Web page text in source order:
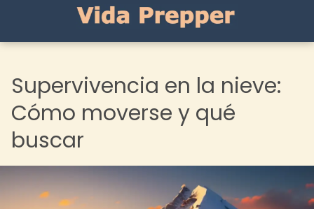
Supervivencia en la nieve:
Cómo moverse y qué
buscar